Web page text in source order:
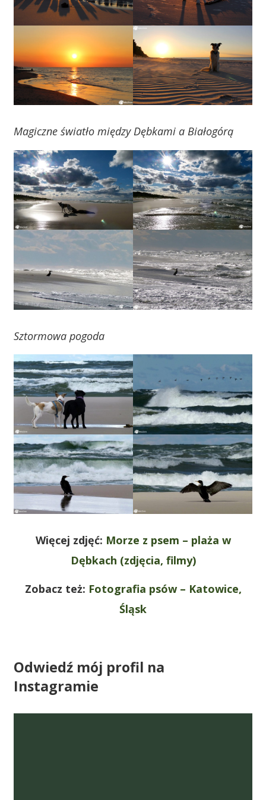
Magiczne światło między Dębkami a Białogórą
Sztormowa pogoda
Więcej zdjęć: Morze z psem – plaża w
Dębkach (zdjęcia, filmy)
Zobacz też: Fotografia psów – Katowice,
Śląsk
Odwiedź mój profil na
Instagramie